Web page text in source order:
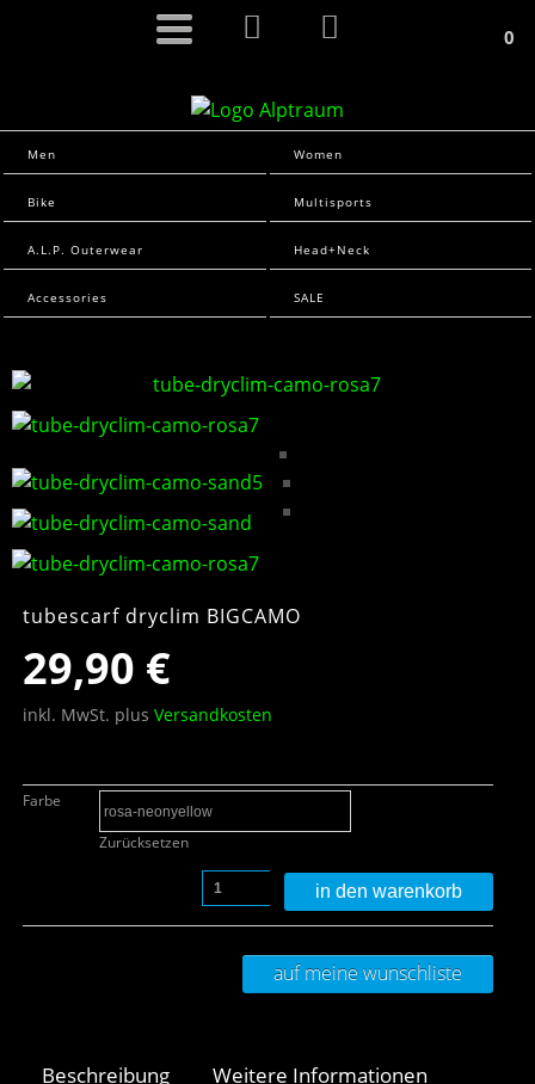
0
Men Women
Bike Multisports
A.L.P. Outerwear Head+Neck
Accessories SALE
tubescarf dryclim BIGCAMO
29,90 €
inkl. MwSt. plus Versandkosten
Farbe
Zurücksetzen
in den warenkorb
auf meine wunschliste
Beschreibung
Weitere Informationen